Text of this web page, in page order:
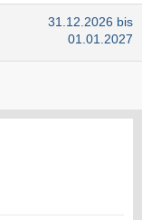
31.12.2026 bis
01.01.2027